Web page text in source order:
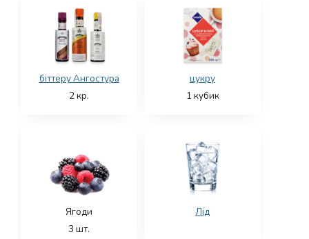
біттеру Ангостура
2кр.
цукру
1 кубик
Ягоди
3 шт.
Лід